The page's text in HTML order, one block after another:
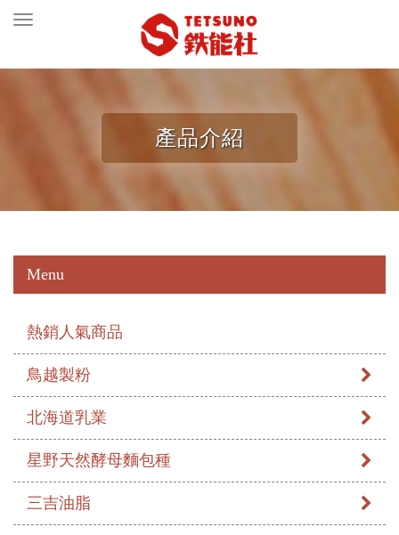
Toggle
產品介紹
Menu
熱銷人氣商品
鳥越製粉
北海道乳業
星野天然酵母麵包種
三吉油脂